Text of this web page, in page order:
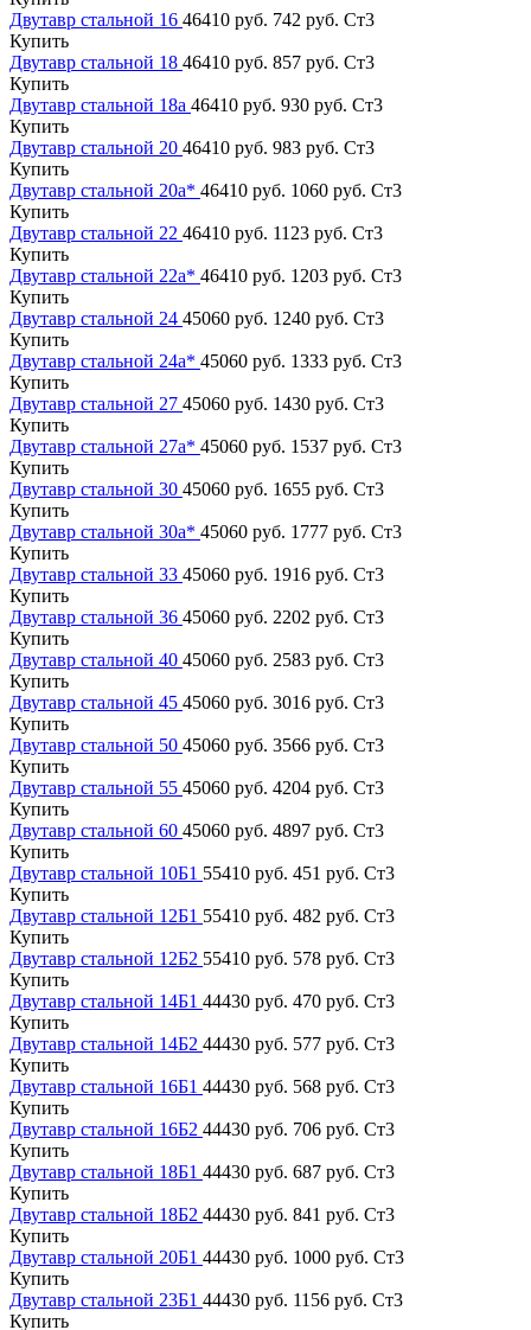
Двутавр стальной 16 46410 руб. 742 руб. Ст3
Купить
Двутавр стальной 18 46410 руб. 857 руб. Ст3
Купить
Двутавр стальной 18а 46410 руб. 930 руб. Ст3
Купить
Двутавр стальной 20 46410 руб. 983 руб. Ст3
Купить
Двутавр стальной 20а* 46410 руб. 1060 руб. Ст3
Купить
Двутавр стальной 22 46410 руб. 1123 руб. Ст3
Купить
Двутавр стальной 22а* 46410 руб. 1203 руб. Ст3
Купить
Двутавр стальной 24 45060 руб. 1240 руб. Ст3
Купить
Двутавр стальной 24а* 45060 руб. 1333 руб. Ст3
Купить
Двутавр стальной 27 45060 руб. 1430 руб. Ст3
Купить
Двутавр стальной 27а* 45060 руб. 1537 руб. Ст3
Купить
Двутавр стальной 30 45060 руб. 1655 руб. Ст3
Купить
Двутавр стальной 30а* 45060 руб. 1777 руб. Ст3
Купить
Двутавр стальной 33 45060 руб. 1916 руб. Ст3
Купить
Двутавр стальной 36 45060 руб. 2202 руб. Ст3
Купить
Двутавр стальной 40 45060 руб. 2583 руб. Ст3
Купить
Двутавр стальной 45 45060 руб. 3016 руб. Ст3
Купить
Двутавр стальной 50 45060 руб. 3566 руб. Ст3
Купить
Двутавр стальной 55 45060 руб. 4204 руб. Ст3
Купить
Двутавр стальной 60 45060 руб. 4897 руб. Ст3
Купить
Двутавр стальной 10Б1 55410 руб. 451 руб. Ст3
Купить
Двутавр стальной 12Б1 55410 руб. 482 руб. Ст3
Купить
Двутавр стальной 12Б2 55410 руб. 578 руб. Ст3
Купить
Двутавр стальной 14Б1 44430 руб. 470 руб. Ст3
Купить
Двутавр стальной 14Б2 44430 руб. 577 руб. Ст3
Купить
Двутавр стальной 16Б1 44430 руб. 568 руб. Ст3
Купить
Двутавр стальной 16Б2 44430 руб. 706 руб. Ст3
Купить
Двутавр стальной 18Б1 44430 руб. 687 руб. Ст3
Купить
Двутавр стальной 18Б2 44430 руб. 841 руб. Ст3
Купить
Двутавр стальной 20Б1 44430 руб. 1000 руб. Ст3
Купить
Двутавр стальной 23Б1 44430 руб. 1156 руб. Ст3
Купить